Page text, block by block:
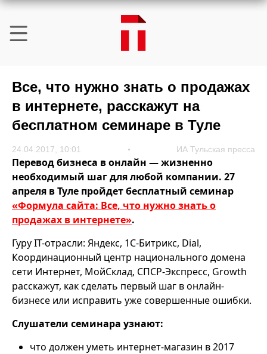
Все, что нужно знать о продажах
в интернете, расскажут на
бесплатном семинаре в Туле
24.04.2017, 10:01 ИА Тульская пресса
Перевод бизнеса в онлайн — жизненно
необходимый шаг для любой компании. 27
апреля в Туле пройдет бесплатный семинар
«Формула сайта: Все, что нужно знать о
продажах в интернете».
Гуру IT-отрасли: Яндекс, 1С-Битрикс, Dial,
Координационный центр национального домена
сети Интернет, МойСклад, СПСР-Экспресс, Growth
расскажут, как сделать первый шаг в онлайн-
бизнесе или исправить уже совершенные ошибки.
Слушатели семинара узнают:
что должен уметь интернет-магазин в 2017